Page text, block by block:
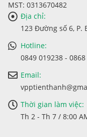
MST: 0313670482
Địa chỉ:
123 Đường số 6, P.
Hotline:
0849 019238 -
Email:
Thời gian làm việc:
Th 2 - Th 7 / 8:00